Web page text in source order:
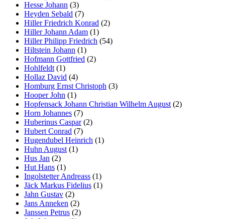
Hesse Johann (3)
Heyden Sebald (7)
Hiller Friedrich Konrad (2)
Hiller Johann Adam (1)
Hiller Philipp Friedrich (54)
Hiltstein Johann (1)
Hofmann Gottfried (2)
Hohlfeldt (1)
Hollaz David (4)
Homburg Ernst Christoph (3)
Hooper John (1)
Hopfensack Johann Christian Wilhelm August (2)
Horn Johannes (7)
Huberinus Caspar(2)
Hubert Conrad (7)
Hugendubel Heinrich (1)
Huhn August (1)
Hus Jan (2)
Hut Hans (1)
Ingolstetter Andreass (1)
Jäck Markus Fidelius (1)
Jahn Gustav (2)
Jans Anneken (2)
Janssen Petrus (2)